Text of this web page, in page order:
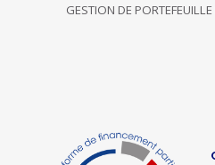
GESTION DE PORTEFEUILLE